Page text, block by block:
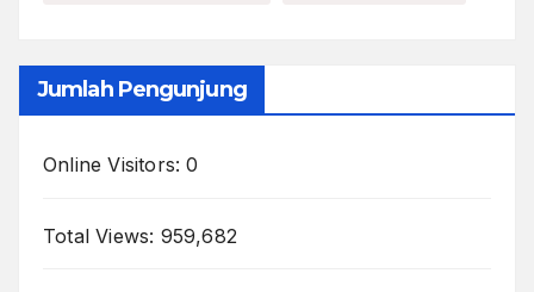
Jumlah Pengunjung
Online Visitors:0
Total Views: 959,682